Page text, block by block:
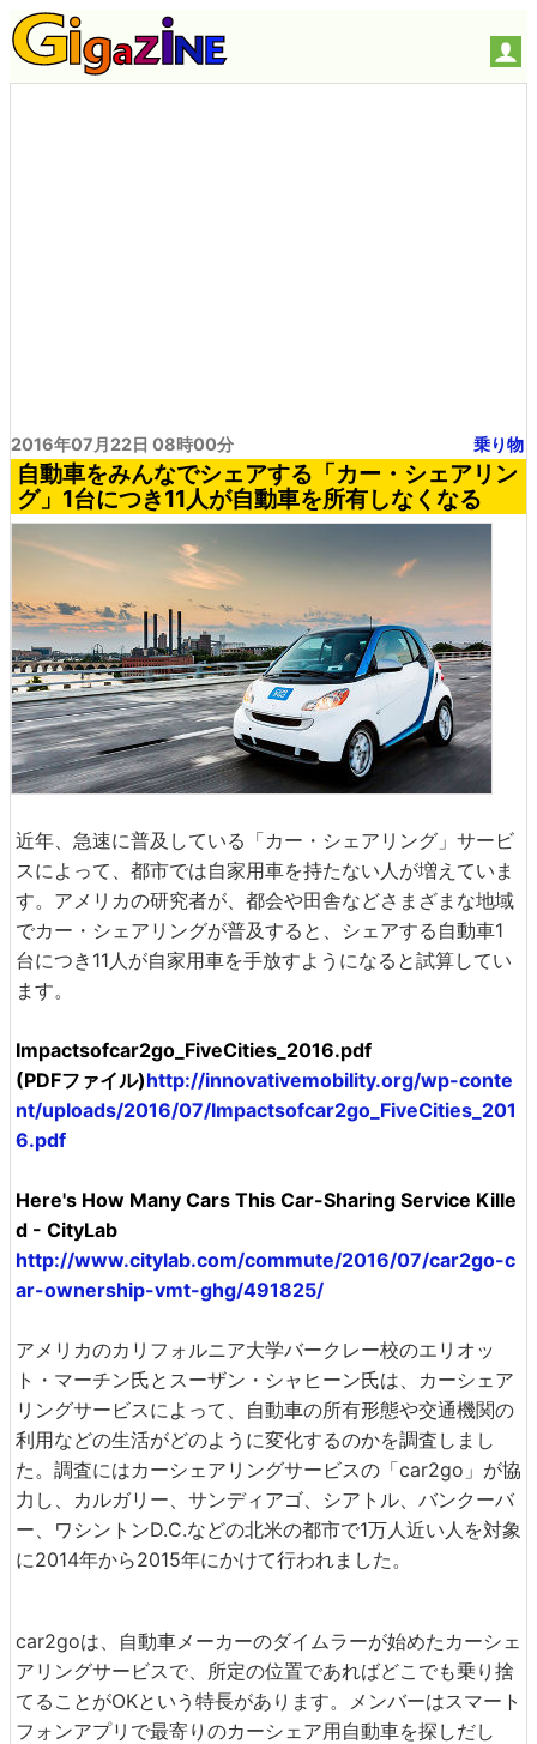
2016年07月22日 08時00分 乗り物
自動車をみんなでシェアする「カー・シェアリン
グ」1台につき11人が自動車を所有しなくなる
近年、急速に普及している「カー・シェアリング」サービ
スによって、都市では自家用車を持たない人が増えていま
す。アメリカの研究者が、都会や田舎などさまざまな地域
でカー・シェアリングが普及すると、シェアする自動車1
台につき11人が自家用車を手放すようになると試算してい
ます。
Impactsofcar2go_FiveCities_2016.pdf
(PDFファイル)http://innovativemobility.org/wp-conte
nt/uploads/2016/07/Impactsofcar2go_FiveCities_201
6.pdf
Here's How Many Cars This Car-Sharing Service Kille
d - CityLab
http://www.citylab.com/commute/2016/07/car2go-c
ar-ownership-vmt-ghg/491825/
アメリカのカリフォルニア大学バークレー校のエリオッ
ト・マーチン氏とスーザン・シャヒーン氏は、カーシェア
リングサービスによって、自動車の所有形態や交通機関の
利用などの生活がどのように変化するのかを調査しまし
た。調査にはカーシェアリングサービスの「car2go」が協
力し、カルガリー、サンディアゴ、シアトル、バンクーバ
ー、ワシントンD.C.などの北米の都市で1万人近い人を対象
に2014年から2015年にかけて行われました。
car2goは、自動車メーカーのダイムラーが始めたカーシェ
アリングサービスで、所定の位置であればどこでも乗り捨
てることがOKという特長があります。メンバーはスマート
フォンアプリで最寄りのカーシェア用自動車を探しだし